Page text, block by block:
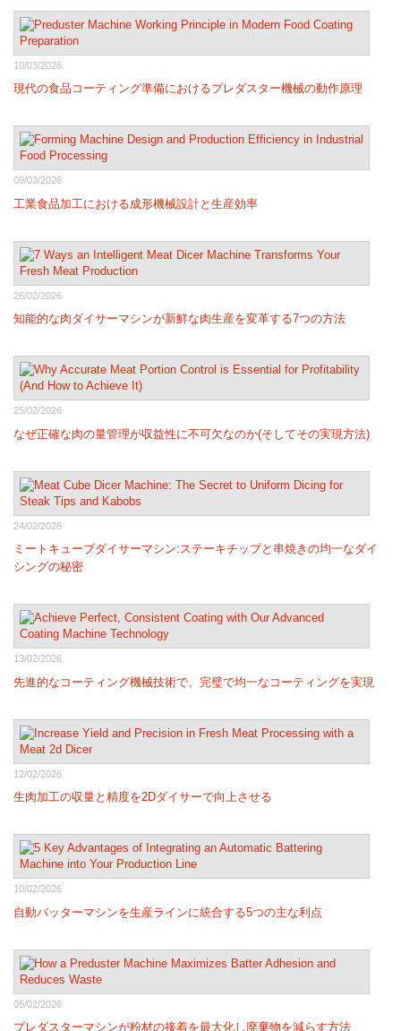
10/03/2026
現代の食品コーティング準備におけるプレダスター機械の動作原理
09/03/2026
工業食品加工における成形機械設計と生産効率
26/02/2026
知能的な肉ダイサーマシンが新鮮な肉生産を変革する7つの方法
25/02/2026
なぜ正確な肉の量管理が収益性に不可欠なのか(そしてその実現方法)
24/02/2026
ミートキューブダイサーマシン:ステーキチップと串焼きの均一なダイ
シングの秘密
13/02/2026
先進的なコーティング機械技術で、完璧で均一なコーティングを実現
12/02/2026
生肉加工の収量と精度を2Dダイサーで向上させる
10/02/2026
自動バッターマシンを生産ラインに統合する5つの主な利点
05/02/2026
プレダスターマシンが粉材の接着を最大化し廃棄物を減らす方法